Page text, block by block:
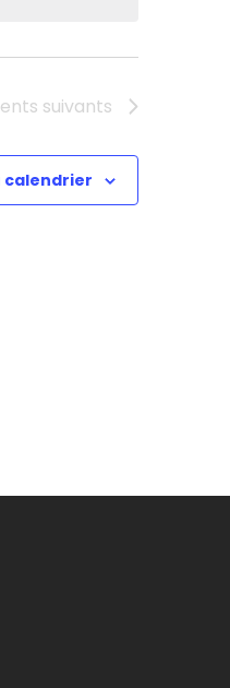
suivants
calendrier